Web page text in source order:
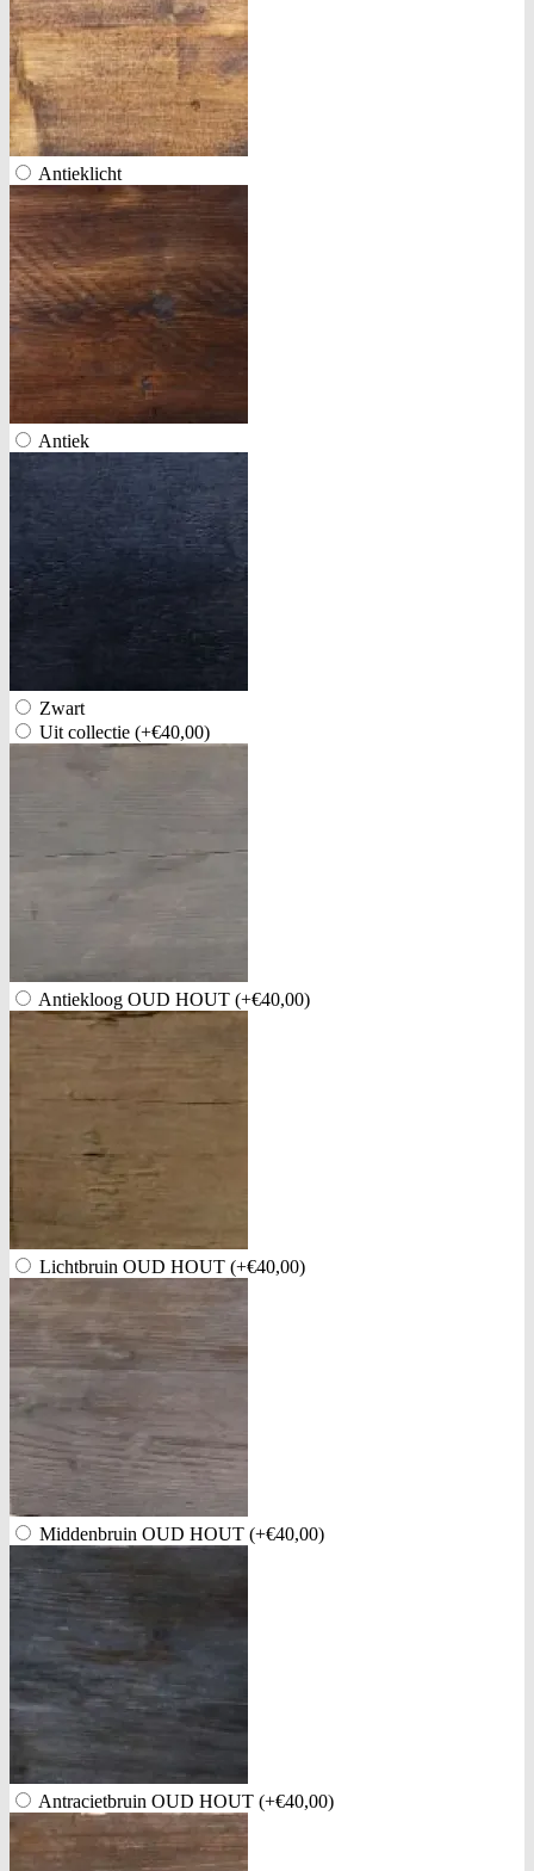
Antieklicht
Antiek
Zwart
Uit collectie (+€40,00)
Antiekloog OUD HOUT (+€40,00)
Lichtbruin OUD HOUT (+€40,00)
Middenbruin OUD HOUT (+€40,00)
Antracietbruin OUD HOUT (+€40,00)